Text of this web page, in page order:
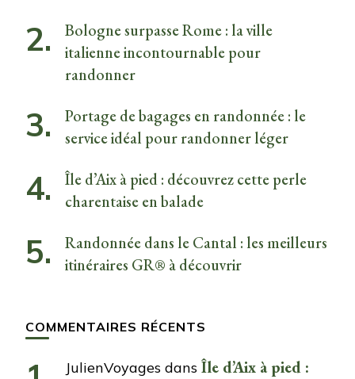
Bologne surpasse Rome : la ville
italienne incontournable pour
randonner
Portage de bagages en randonnée : le
service idéal pour randonner léger
Île d’Aix à pied : découvrez cette perle
charentaise en balade
Randonnée dans le Cantal : les meilleurs
itinéraires GR® à découvrir
COMMENTAIRES RÉCENTS
JulienVoyages dans Île d’Aix à pied :